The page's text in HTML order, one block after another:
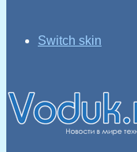
Switch skin